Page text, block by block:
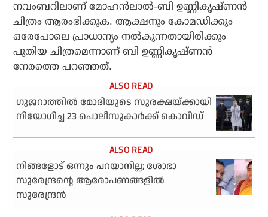
നവംബറിലാണ് മോഹന്‍ലാല്‍-ബി ഉണ്ണികൃഷ്ണന്‍
ചിത്രം ആരംഭിക്കുക. ആക്ഷനും കോമഡിക്കും
ഒരേപോലെ പ്രാധാന്യം നല്‍കുന്നതായിരിക്കും
പുതിയ ചിത്രമെന്നാണ് ബി ഉണ്ണികൃഷ്ണന്‍
നേരത്തെ പറഞ്ഞത്.
ഗുജറാത്തില്‍ മോദിയുടെ സുരക്ഷയ്ക്കായി
നിയോഗിച്ച 23 പൊലീസുകാര്‍ക്ക് കൊവിഡ്
നിങ്ങളോട് ഒന്നും പറയാനില്ല; ശോഭാ
സുരേന്ദ്രന്റെ ആരോപണങ്ങളില്‍
സുരേന്ദ്രന്‍